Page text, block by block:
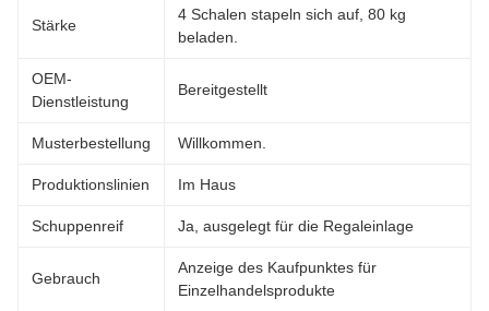
Stärke
4 Schalen stapeln sich auf, 80 kg
beladen.
OEM-
Dienstleistung
Bereitgestellt
Musterbestellung Willkommen.
Produktionslinien Im Haus
Schuppenreif Ja, ausgelegt für die Regaleinlage
Gebrauch
Anzeige des Kaufpunktes für
Einzelhandelsprodukte